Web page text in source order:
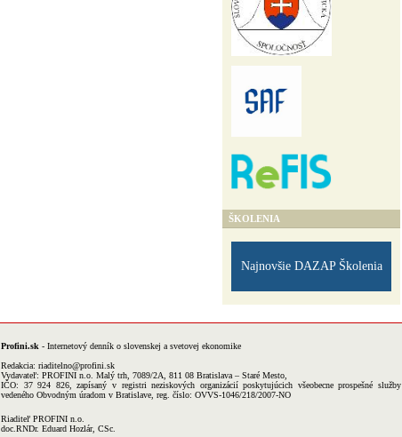
ŠKOLENIA
Najnovšie DAZAP Školenia
Profini.sk - Internetový denník o slovenskej a svetovej ekonomike
Redakcia: riaditelno@profini.sk
Vydavateľ: PROFINI n.o. Malý trh, 7089/2A, 811 08 Bratislava – Staré Mesto,
IČO: 37 924 826, zapísaný v registri neziskových organizácií poskytujúcich všeobecne prospešné služby
vedeného Obvodným úradom v Bratislave, reg. číslo: OVVS-1046/218/2007-NO
Riaditeľ PROFINI n.o.
doc.RNDr. Eduard Hozlár, CSc.